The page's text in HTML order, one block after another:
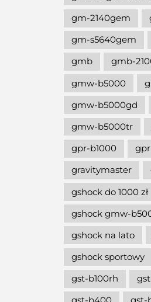
gm-2140gem
gm-s5640gem
gmb
gmb-
gmw-b5000
gmw-b5000gd
gmw-b5000tr
gpr-b1000
gravitymaster
gshock do 1000 zł
gshock gmw-
gshock na lato
gshock sportowy
gst-b100rh